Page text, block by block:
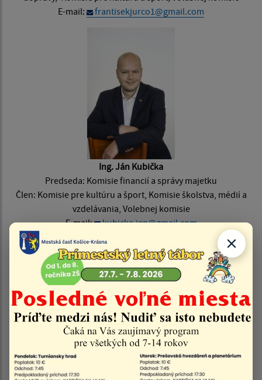
E-mail:
frantisekjurco1@gmail.com
Ing. Ján Kubička
Predseda: Komisie financií a správy majetku
Člen: Komisie pre kultúru a šport, Komisie školstva, médií a
vzdelávania, Volebnej komisie
E-mail:
kubicka.jan@gmail.com